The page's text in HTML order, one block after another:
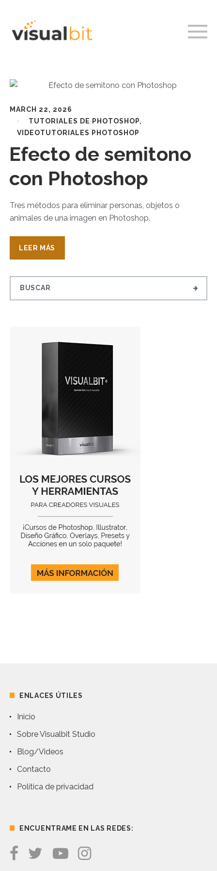
MARCH 22, 2026
TUTORIALES DE PHOTOSHOP,
VIDEOTUTORIALES PHOTOSHOP
Efecto de semitono
con Photoshop
Tres métodos para eliminar personas, objetos o
animales de una imagen en Photoshop.
LEER MÁS
ENLACES ÚTILES
Inicio
Sobre Visualbit Studio
Blog/Videos
Contacto
Política de privacidad
ENCUENTRAME EN LAS REDES: